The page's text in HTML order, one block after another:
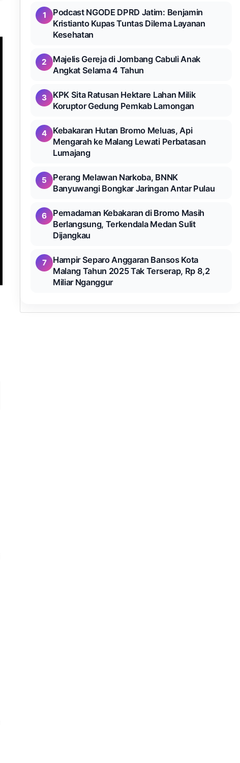
1
Podcast NGODE DPRD Jatim: Benjamin
Kristianto Kupas Tuntas Dilema Layanan
Kesehatan
2
Majelis Gereja di Jombang Cabuli Anak
Angkat Selama 4 Tahun
3
KPK Sita Ratusan Hektare Lahan Milik
Koruptor Gedung Pemkab Lamongan
4
Kebakaran Hutan Bromo Meluas, Api
Mengarah ke Malang Lewati Perbatasan
Lumajang
5
Perang Melawan Narkoba, BNNK
Banyuwangi Bongkar Jaringan Antar Pulau
6
Pemadaman Kebakaran di Bromo Masih
Berlangsung, Terkendala Medan Sulit
Dijangkau
7
Hampir Separo Anggaran Bansos Kota
Malang Tahun 2025 Tak Terserap, Rp 8,2
Miliar Nganggur